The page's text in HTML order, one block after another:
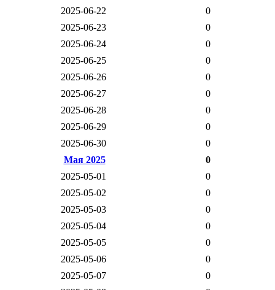
2025-06-22
0
2025-06-23
0
2025-06-24
0
2025-06-25
0
2025-06-26
0
2025-06-27
0
2025-06-28
0
2025-06-29
0
2025-06-30
0
Мая 2025
0
2025-05-01
0
2025-05-02
0
2025-05-03
0
2025-05-04
0
2025-05-05
0
2025-05-06
0
2025-05-07
0